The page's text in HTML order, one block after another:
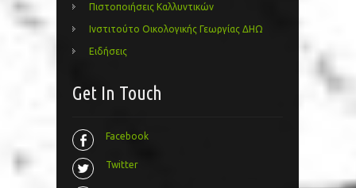
Πιστοποιήσεις Καλλυντικών
Ινστιτούτο Οικολογικής Γεωργίας ΔΗΩ
Ειδήσεις
Get In Touch
Facebook
Twitter